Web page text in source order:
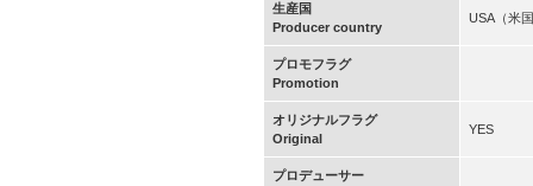
生産国
Producer country
USA（米国
プロモフラグ
Promotion
オリジナルフラグ
Original
YES
プロデューサー